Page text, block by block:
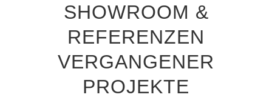
SHOWROOM &
REFERENZEN
VERGANGENER
PROJEKTE